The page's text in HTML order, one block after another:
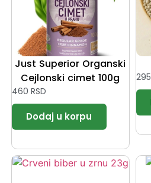
Just Superior Organski
Cejlonski cimet 100g
460 RSD
295